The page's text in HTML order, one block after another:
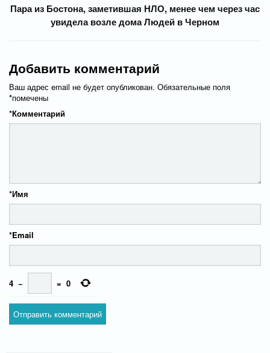
Пара из Бостона, заметившая НЛО, менее чем через час
увидела возле дома Людей в Черном
Добавить комментарий
Ваш адрес email не будет опубликован. Обязательные поля
помечены
*
Комментарий
*
Имя
*
Email
*
4 − = 0